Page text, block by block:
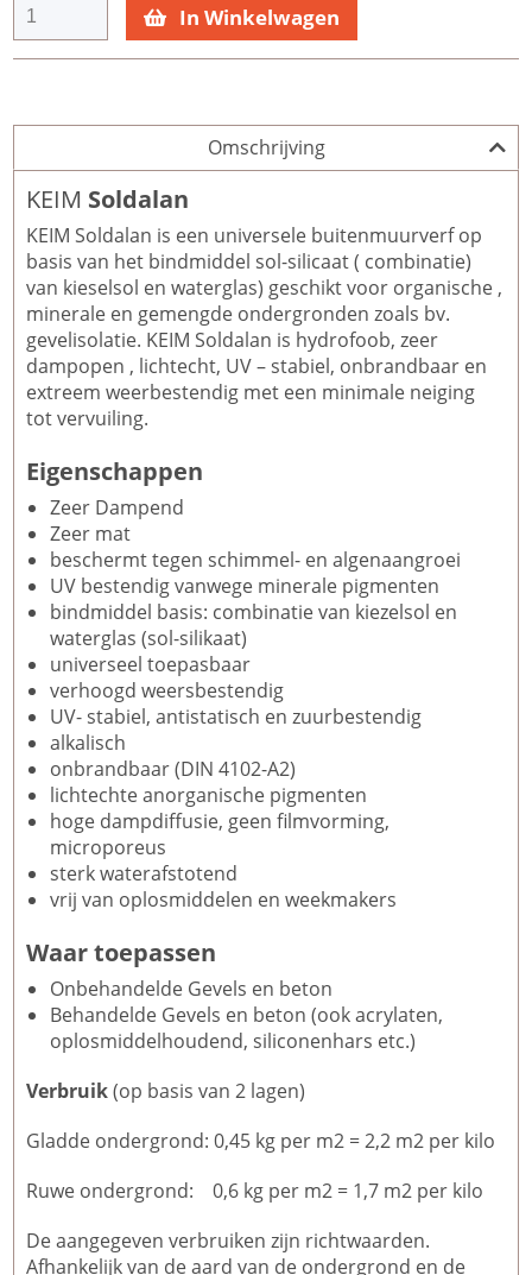
In Winkelwagen
Omschrijving
KEIM Soldalan
KEIM Soldalan is een universele buitenmuurverf op
basis van het bindmiddel sol-silicaat ( combinatie)
van kieselsol en waterglas) geschikt voor organische ,
minerale en gemengde ondergronden zoals bv.
gevelisolatie. KEIM Soldalan is hydrofoob, zeer
dampopen , lichtecht, UV – stabiel, onbrandbaar en
extreem weerbestendig met een minimale neiging
tot vervuiling.
Eigenschappen
Zeer Dampend
Zeer mat
beschermt tegen schimmel- en algenaangroei
UV bestendig vanwege minerale pigmenten
bindmiddel basis: combinatie van kiezelsol en
waterglas (sol-silikaat)
universeel toepasbaar
verhoogd weersbestendig
UV- stabiel, antistatisch en zuurbestendig
alkalisch
onbrandbaar (DIN 4102-A2)
lichtechte anorganische pigmenten
hoge dampdiffusie, geen filmvorming,
microporeus
sterk waterafstotend
vrij van oplosmiddelen en weekmakers
Waar toepassen
Onbehandelde Gevels en beton
Behandelde Gevels en beton (ook acrylaten,
oplosmiddelhoudend, siliconenhars etc.)
Verbruik(op basis van 2 lagen)
Gladde ondergrond: 0,45 kg per m2 = 2,2 m2 per kilo
Ruwe ondergrond: 0,6 kg per m2 = 1,7 m2 per kilo
De aangegeven verbruiken zijn richtwaarden.
Afhankelijk van de aard van de ondergrond en de